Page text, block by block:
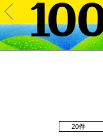
Pre
v
20件